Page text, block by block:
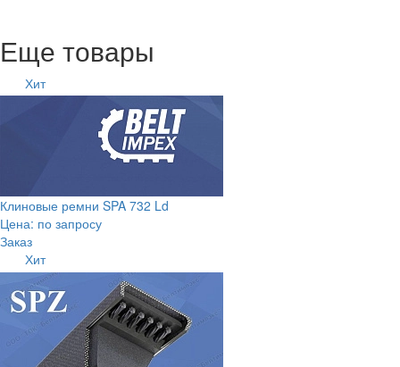
Еще товары
Хит
Клиновые ремни SPA 732 Ld
Цена: по запросу
Заказ
Хит